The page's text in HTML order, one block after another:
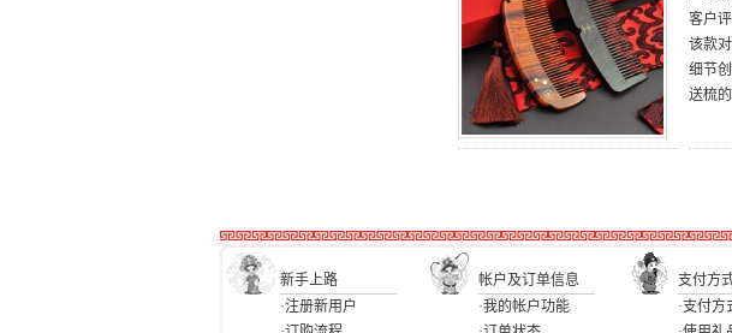
客户评
该款
细节
送梳
新手上路 帐户及订单信息 支付方
·注册新用户
·我的帐户功能
·支付方